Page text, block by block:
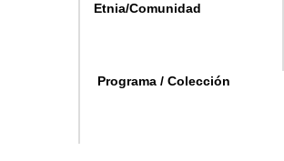
Etnia/Comunidad
Programa / Colección